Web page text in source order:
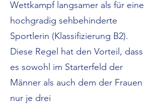
Wettkampf langsamer als für eine
hochgradig sehbehinderte
Sportlerin (Klassifizierung B2).
Diese Regel hat den Vorteil, dass
es sowohl im Starterfeld der
Männer als auch dem der Frauen
nur je drei